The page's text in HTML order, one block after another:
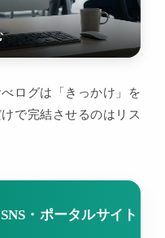
ログは「きっかけ」を
で完結させるのはリス
SNS・ポータルサイト